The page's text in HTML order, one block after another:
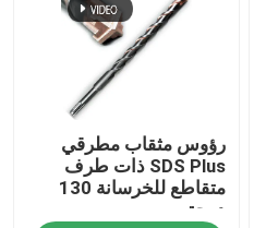
رؤوس مثقاب مطرقي
SDS Plus ذات طرف
متقاطع للخرسانة 130
درجة